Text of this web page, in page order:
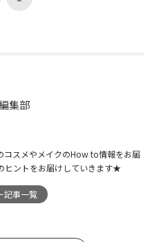
集部
コスメやメイクのHow to情報をお届
ヒントをお届けしていきます★
記事一覧